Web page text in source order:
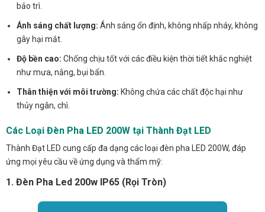
bảo trì.
Ánh sáng chất lượng: Ánh sáng ổn định, không nhấp nháy, không
gây hại mắt.
Độ bền cao: Chống chịu tốt với các điều kiện thời tiết khắc nghiệt
như mưa, nắng, bụi bẩn.
Thân thiện với môi trường: Không chứa các chất độc hại như
thủy ngân, chì.
Các Loại Đèn Pha LED 200W tại Thành Đạt LED
Thành Đạt LED cung cấp đa dạng các loại đèn pha LED 200W, đáp
ứng mọi yêu cầu về ứng dụng và thẩm mỹ:
1. Đèn Pha Led 200w IP65 (Rọi Tròn)